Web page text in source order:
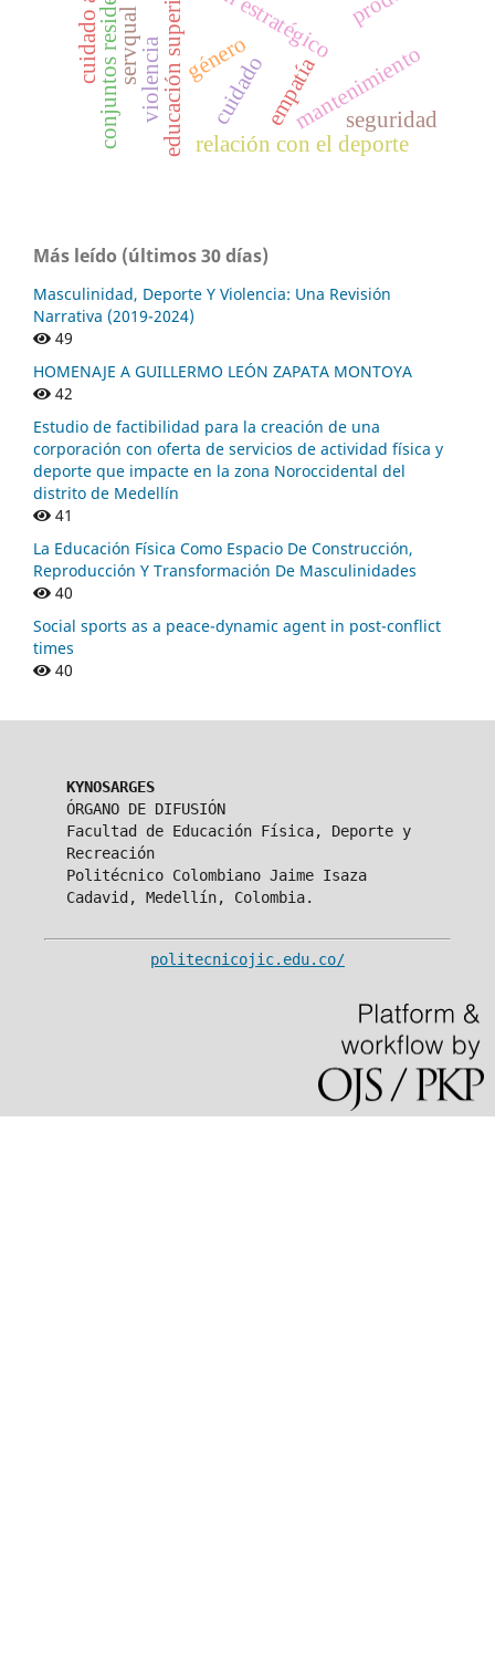
educación superior cuidado mantenimiento
relación con el deporte
género
violencia seguridad
empatía
servqual
Más leído (últimos 30 días)
Masculinidad, Deporte Y Violencia: Una Revisión
Narrativa (2019-2024)
49
HOMENAJE A GUILLERMO LEÓN ZAPATA MONTOYA
42
Estudio de factibilidad para la creación de una
corporación con oferta de servicios de actividad física y
deporte que impacte en la zona Noroccidental del
distrito de Medellín
41
La Educación Física Como Espacio De Construcción,
Reproducción Y Transformación De Masculinidades
40
Social sports as a peace-dynamic agent in post-conflict
times
40
KYNOSARGES
ÓRGANO DE DIFUSIÓN
Facultad de Educación Física, Deporte y
Recreación
Politécnico Colombiano Jaime Isaza
Cadavid, Medellín, Colombia.
politecnicojic.edu.co/